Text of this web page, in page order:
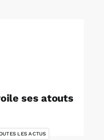
ses atouts
LES ACTUS